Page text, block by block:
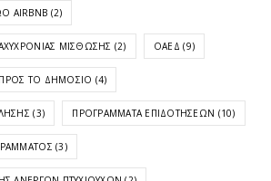
AIRBNB (2)
ΜΊΣΘΩΣΗΣ (2) ΟΑΕΔ (9)
ΤΟ ΔΗΜΌΣΙΟ (4)
(3) ΠΡΟΓΡΆΜΜΑΤΑ ΕΠΙΔΟΤΉΣΕΩΝ (10)
(3)